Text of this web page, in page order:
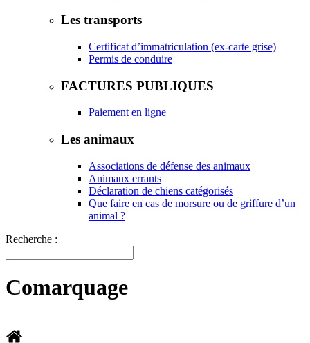
Les transports
Certificat d’immatriculation (ex-carte grise)
Permis de conduire
FACTURES PUBLIQUES
Paiement en ligne
Les animaux
Associations de défense des animaux
Animaux errants
Déclaration de chiens catégorisés
Que faire en cas de morsure ou de griffure d’un
animal ?
Recherche :
Comarquage